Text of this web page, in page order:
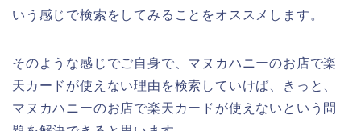
いう感じで検索をしてみることをオススメします。
そのような感じでご自身で、マヌカハニーのお店で楽
天カードが使えない理由を検索していけば、きっと、
マヌカハニーのお店で楽天カードが使えないという問